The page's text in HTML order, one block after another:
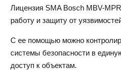
Лицензия SMA Bosch MBV-
работу и защиту от
С ее помощью можно
системы безопасности в
доступ к объектам.